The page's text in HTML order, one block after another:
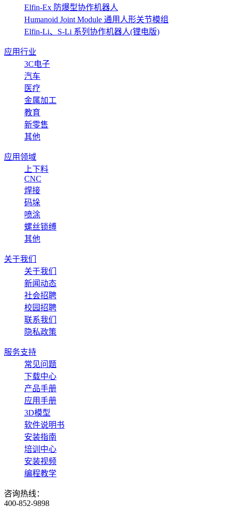
Elfin-Ex 防爆型协作机器人
Humanoid Joint Module 通用人形关节模组
Elfin-Li、S-Li 系列协作机器人(锂电版)
应用行业
3C电子
汽车
医疗
金属加工
教育
新零售
其他
应用领域
上下料
CNC
焊接
码垛
喷涂
螺丝锁缚
其他
关于我们
关于我们
新闻动态
社会招聘
校园招聘
联系我们
隐私政策
服务支持
常见问题
下载中心
产品手册
应用手册
3D模型
软件说明书
安装指南
培训中心
安装视频
编程教学
咨询热线：
400-852-9898